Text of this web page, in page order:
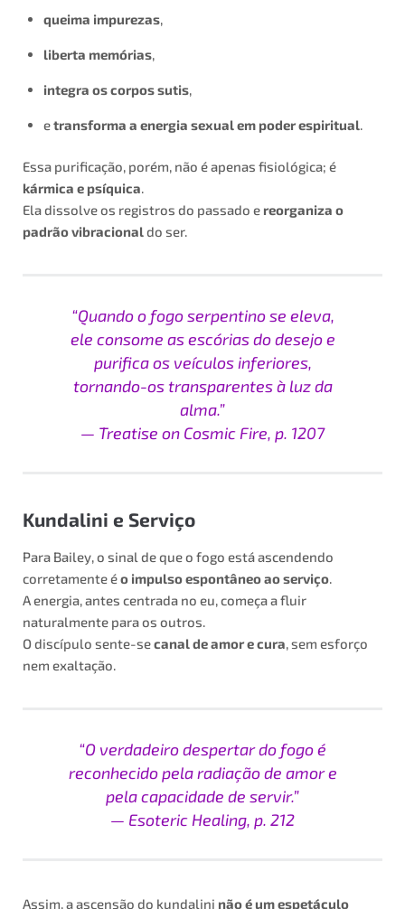
queima impurezas,
liberta memórias,
integra os corpos sutis,
etransforma a energia sexual em poder espiritual.
Essa purificação, porém, não é apenas fisiológica; é
kármica e psíquica.
Ela dissolve os registros do passado e reorganiza o
padrão vibracionaldo ser.
“Quando o fogo serpentino se eleva,
ele consome as escórias do desejo e
purifica os veículos inferiores,
tornando-os transparentes à luz da
alma.”
— Treatise on Cosmic Fire, p. 1207
Kundalini e Serviço
Para Bailey, o sinal de que o fogo está ascendendo
corretamente éo impulso espontâneo ao serviço.
A energia, antes centrada no eu, começa a fluir
naturalmente para os outros.
O discípulo sente-secanal de amor e cura, sem esforço
nem exaltação.
“O verdadeiro despertar do fogo é
reconhecido pela radiação de amor e
pela capacidade de servir.”
— Esoteric Healing, p. 212
Assim, a ascensão do kundalini não é um espetáculo